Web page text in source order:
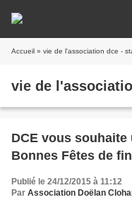
Accueil » vie de l'association dce -
vie de
DCE vous
Bonnes Fêtes de
Publié le 24/12/2015 à 11:12
Par Association Doëlan